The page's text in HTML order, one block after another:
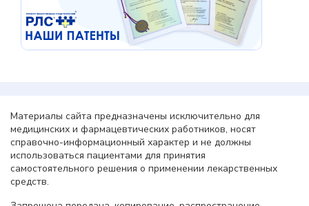
Материалы сайта предназначены исключительно для
медицинских и фармацевтических работников, носят
справочно-информационный характер и не должны
использоваться пациентами для принятия
самостоятельного решения о применении лекарственных
средств.